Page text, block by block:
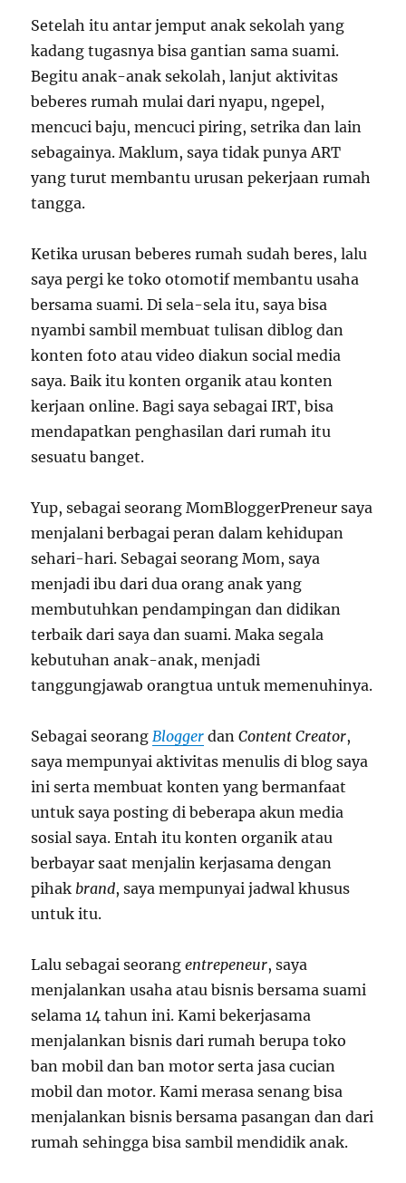
Setelah itu antar jemput anak sekolah yang
kadang tugasnya bisa gantian sama suami.
Begitu anak-anak sekolah, lanjut aktivitas
beberes rumah mulai dari nyapu, ngepel,
mencuci baju, mencuci piring, setrika dan lain
sebagainya. Maklum, saya tidak punya ART
yang turut membantu urusan pekerjaan rumah
tangga.
Ketika urusan beberes rumah sudah beres, lalu
saya pergi ke toko otomotif membantu usaha
bersama suami. Di sela-sela itu, saya bisa
nyambi sambil membuat tulisan diblog dan
konten foto atau video diakun social media
saya. Baik itu konten organik atau konten
kerjaan online. Bagi saya sebagai IRT, bisa
mendapatkan penghasilan dari rumah itu
sesuatu banget.
Yup, sebagai seorang MomBloggerPreneur saya
menjalani berbagai peran dalam kehidupan
sehari-hari. Sebagai seorang Mom, saya
menjadi ibu dari dua orang anak yang
membutuhkan pendampingan dan didikan
terbaik dari saya dan suami. Maka segala
kebutuhan anak-anak, menjadi
tanggungjawab orangtua untuk memenuhinya.
Sebagai seorangBlogger danContent Creator,
saya mempunyai aktivitas menulis di blog saya
ini serta membuat konten yang bermanfaat
untuk saya posting di beberapa akun media
sosial saya. Entah itu konten organik atau
berbayar saat menjalin kerjasama dengan
pihak brand, saya mempunyai jadwal khusus
untuk itu.
Lalu sebagai seorangentrepeneur, saya
menjalankan usaha atau bisnis bersama suami
selama 14 tahun ini. Kami bekerjasama
menjalankan bisnis dari rumah berupa toko
ban mobil dan ban motor serta jasa cucian
mobil dan motor. Kami merasa senang bisa
menjalankan bisnis bersama pasangan dan dari
rumah sehingga bisa sambil mendidik anak.